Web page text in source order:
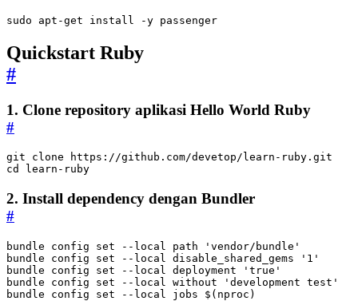
sudo apt-get install -y passenger
Quickstart Ruby
#
1. Clone repository aplikasi Hello World Ruby
#
cd
learn-ruby
2. Install dependency dengan Bundler
#
bundle config set --local path
'vendor/bundle'
bundle config set --local disable_shared_gems
'1'
bundle config set --local deployment
'true'
bundle config set --local without
'development test'
bundle config set --local jobs $( nproc )